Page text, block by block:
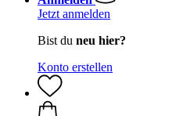
Jetzt anmelden
Bist du neu hier?
Konto erstellen